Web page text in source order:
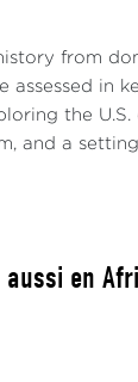
from
in
the U.S.
and a
aussi en